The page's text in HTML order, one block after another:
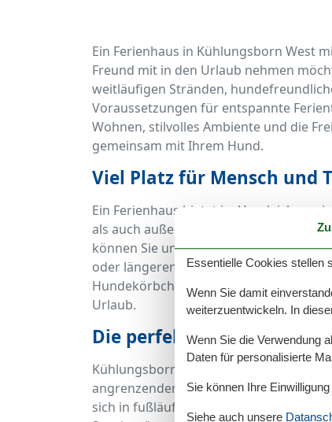
Ein Ferienhaus in Kühlungsborn West
Freund mit in den Urlaub nehmen
weitläufigen Stränden,
Voraussetzungen für entspannte
Wohnen, stilvolles Ambiente und die
gemeinsam mit Ihrem Hund.
Viel Platz für Mensch und
Ein Ferienhaus bietet im Vergleich zu
als auch außen. Ob eingezäunter
können Sie und Ihr Hund sich frei
oder längeren Aufenthalten ist ein
Hundekörbchen, Näpfe oder
Urlaub.
Die perfekte Lage für
Kühlungsborn West zeichnet sich
angrenzenden Stadtwald aus – ein
sich in fußläufiger Entfernung zu den
Essentielle Cookies stellen
Wenn Sie damit
weiterzuentwickeln. In
Wenn Sie die Verwendung
Daten für personalisierte
Sie können Ihre
Siehe auch unsere